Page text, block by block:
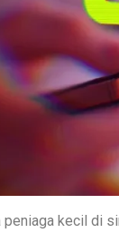
peniaga kecil di